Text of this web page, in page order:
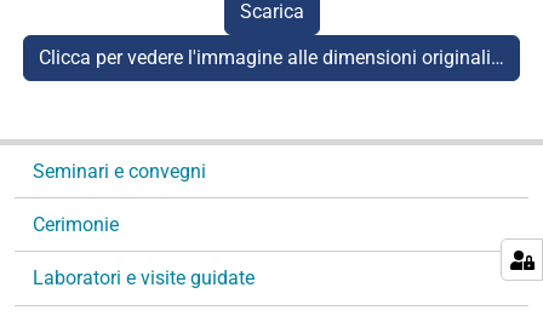
Scarica
Clicca per vedere l'immagine alle dimensioni originali…
i
a
Seminari e convegni
Cerimonie
Laboratori e visite guidate